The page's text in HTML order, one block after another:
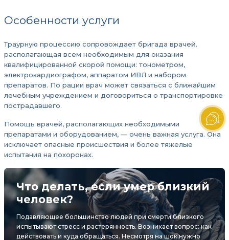
Особенности услуги
Траурную процессию сопровождает бригада врачей,
располагающая всем необходимым для оказания
квалифицированной скорой помощи: тонометром,
электрокардиографом, аппаратом ИВЛ и набором
препаратов. По рации врач может связаться с ближайшим
лечебным учреждением и договориться о транспортировке
пострадавшего.
Помощь врачей, располагающих необходимыми
препаратами и оборудованием, — очень важная услуга. Она
исключает опасные происшествия и более тяжелые
испытания на похоронах.
Что делать, если умер близкий
человек?
Подавляющее большинство людей при смерти близкого
испытывают стресс и растерянность. Возникает вопрос: как
действовать и куда обращаться. Несмотря на шок нужно